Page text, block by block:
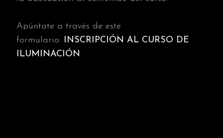
Apúntate a través de este
formulario:
INSCRIPCIÓN AL CURSO DE
ILUMINACIÓN